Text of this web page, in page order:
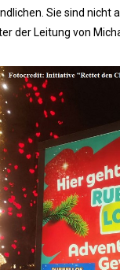
Sie sind nicht
der Leitung von